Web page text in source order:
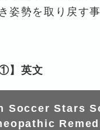
姿勢を取り戻す
】英文
Soccer Stars